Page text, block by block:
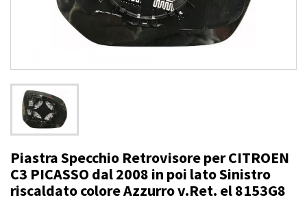
Piastra Specchio Retrovisore per CITROEN
C3 PICASSO dal 2008 in poi lato Sinistro
riscaldato colore Azzurro v.Ret. el 8153G8